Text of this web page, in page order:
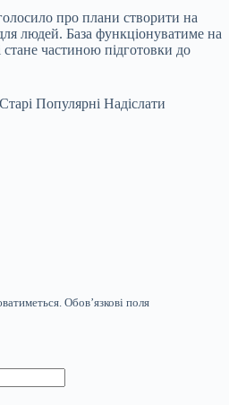
про плани створити на
людей. База функціонуватиме на
стане частиною підготовки до
Популярні Надіслати
Обов’язкові поля